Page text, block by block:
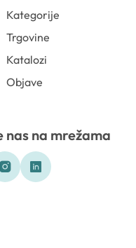
Kategorije
Trgovine
Katalozi
Objave
nas na mrežama